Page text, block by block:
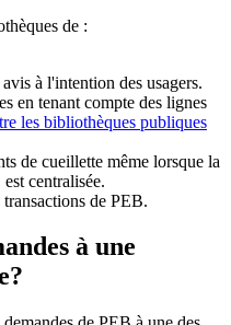
de :
à l'intention des usagers.
en tenant compte des lignes
les bibliothèques publiques
de cueillette même lorsque la
centralisée.
de PEB.
à une